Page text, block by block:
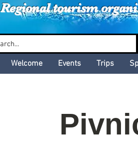
Regional tourism
Welcome Events Trips